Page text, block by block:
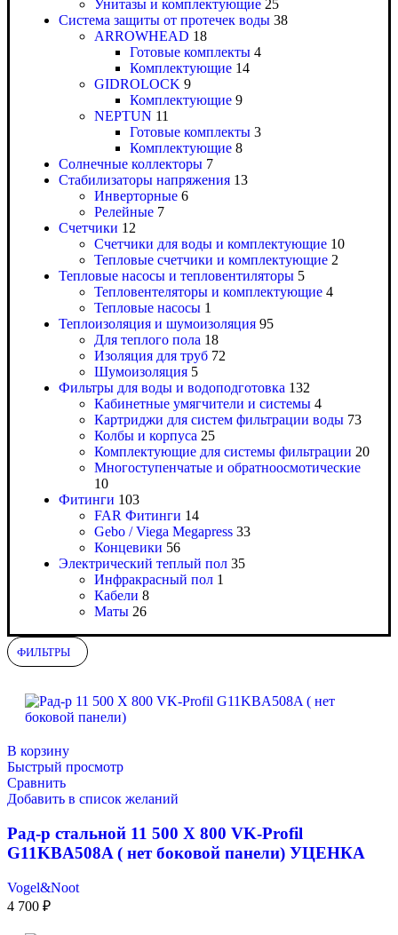
Унитазы и комплектующие 25
Система защиты от протечек воды 38
ARROWHEAD 18
Готовые комплекты 4
Комплектующие 14
GIDROLOCK 9
Комплектующие 9
NEPTUN 11
Готовые комплекты 3
Комплектующие 8
Солнечные коллекторы 7
Стабилизаторы напряжения 13
Инверторные 6
Релейные 7
Счетчики 12
Счетчики для воды и комплектующие 10
Тепловые счетчики и комплектующие 2
Тепловые насосы и тепловентиляторы 5
Тепловентеляторы и комплектующие 4
Тепловые насосы 1
Теплоизоляция и шумоизоляция 95
Для теплого пола 18
Изоляция для труб 72
Шумоизоляция 5
Фильтры для воды и водоподготовка 132
Кабинетные умягчители и системы 4
Картриджи для систем фильтрации воды 73
Колбы и корпуса 25
Комплектующие для системы фильтрации 20
Многоступенчатые и обратноосмотические
10
Фитинги 103
FAR Фитинги 14
Gebo / Viega Megapress 33
Концевики 56
Электрический теплый пол 35
Инфракрасный пол 1
Кабели 8
Маты 26
ФИЛЬТРЫ
В корзину
Быстрый просмотр
Сравнить
Добавить в список желаний
Рад-р стальной 11 500 X 800 VK-Profil
G11KBA508A ( нет боковой панели) УЦЕНКА
Vogel&Noot
4 700 ₽